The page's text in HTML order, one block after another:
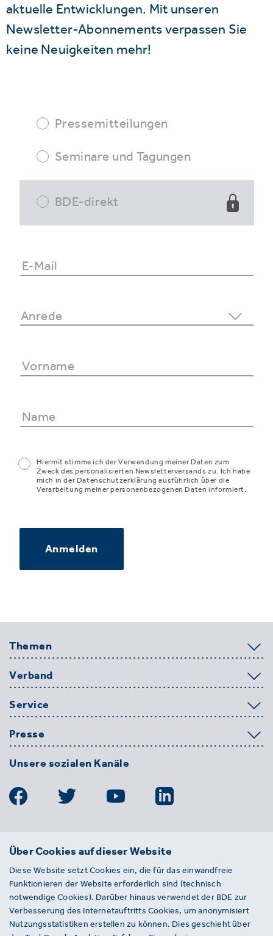
aktuelle Entwicklungen. Mit unseren
Newsletter-Abonnements verpassen Sie
keine Neuigkeiten mehr!
Pressemitteilungen
Seminare und Tagungen
BDE-direkt
Hiermit stimme ich der Verwendung meiner Daten zum
Zweck des personalisierten Newsletterversands zu. Ich habe
mich in der Datenschutzerklärung ausführlich über die
Verarbeitung meiner personenbezogenen Daten informiert.
Anmelden
Themen
Verband
Service
Presse
Unsere sozialen Kanäle
BDE
Entsorgungs-, Wasser- und
Kreislaufwirtschaft e. V.
Von-der-Heydt-Straße 2
D 10785 Berlin
Über Cookies auf dieser Website
Diese Website setzt Cookies ein, die für das einwandfreie
Funktionieren der Website erforderlich sind (technisch
notwendige Cookies). Darüber hinaus verwendet der BDE zur
Verbesserung des Internetauftritts Cookies, um anonymisiert
Nutzungsstatistiken erstellen zu können. Dies geschieht über